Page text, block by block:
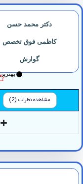
دکتر محمد حسن
کاظمی فوق تخصص
بهترین دکتر
0/5 (0 نظر)
مشاهده نظرات (2)